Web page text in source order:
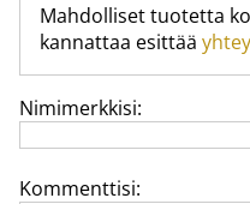
Mahdolliset tuotetta
kannattaa esittää
Nimimerkkisi:
Kommenttisi: